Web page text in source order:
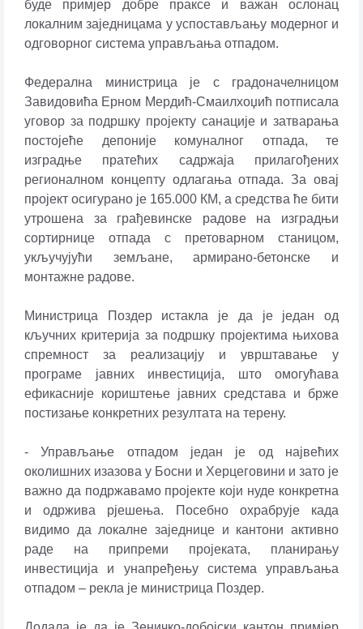
буде примјер добре праксе и важан ослонац
локалним заједницама у успостављању модерног и
одговорног система управљања отпадом.
Федерална министрица је с градоначелницом
Завидовића Ерном Мердић-Смаилхоџић потписала
уговор за подршку пројекту санације и затварања
постојеће депоније комуналног отпада, те
изградње пратећих садржаја прилагођених
регионалном концепту одлагања отпада. За овај
пројект осигурано је 165.000 КМ, а средства ће бити
утрошена за грађевинске радове на изградњи
сортирнице отпада с претоварном станицом,
укључујући земљане, армирано-бетонске и
монтажне радове.
Министрица Поздер истакла је да је један од
кључних критерија за подршку пројектима њихова
спремност за реализацију и уврштавање у
програме јавних инвестиција, што омогућава
ефикасније кориштење јавних средстава и брже
постизање конкретних резултата на терену.
- Управљање отпадом један је од највећих
околишних изазова у Босни и Херцеговини и зато је
важно да подржавамо пројекте који нуде конкретна
и одржива рјешења. Посебно охрабрује када
видимо да локалне заједнице и кантони активно
раде на припреми пројеката, планирању
инвестиција и унапређењу система управљања
отпадом – рекла је министрица Поздер.